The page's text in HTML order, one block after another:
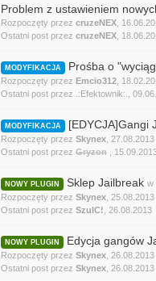
Problem z ustawieniem
Rozpoczęty przezcruzeNEX ,
Ostatni post przezcruzeNEX
MODYFIKACJA Prośba o
Rozpoczęty przez Emcio312 ,
Ostatni post przez
.:Efektownik:. ,
MODYFIKACJA [EDYCJA]Gangi
Rozpoczęty przezSkynex , 27.08.2013
Ostatni post przezGryzon
NOWY PLUGIN Sklep Jailbreak w
Rozpoczęty przezSkynex , 25.08.2013
Ostatni post przezSzulC! 26.08.2013
NOWY PLUGIN Edycja gangów
Rozpoczęty przezSkynex , 26.08.2013
Ostatni post przezSkynex 26.08.2013